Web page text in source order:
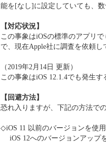
能を[なし]に設定していても、
【対応状況】
この事象はiOSの標準のアプリ
で、現在Apple社に調査を依頼し
（2019年2月14日 更新）
この事象はiOS 12.1.4でも発生す
【回避方法】
恐れ入りますが、下記の方法で
◇iOS 11 以前のバージョンを使
iOS 12へのバージョンアップ